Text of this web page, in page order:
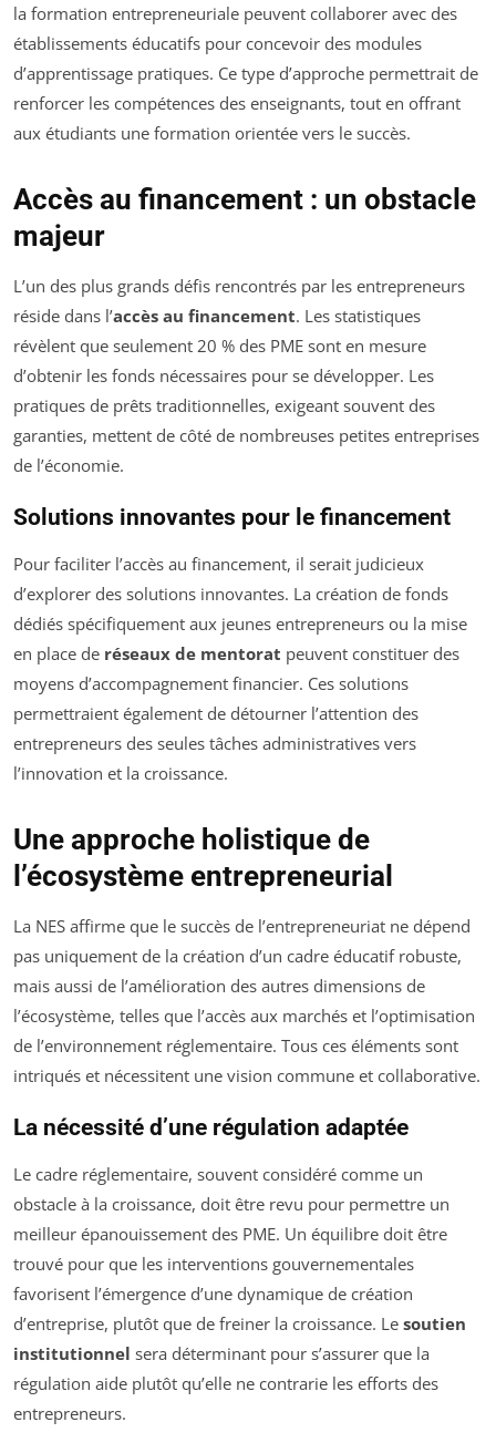
la formation entrepreneuriale peuvent collaborer avec des
établissements éducatifs pour concevoir des modules
d’apprentissage pratiques. Ce type d’approche permettrait de
renforcer les compétences des enseignants, tout en offrant
aux étudiants une formation orientée vers le succès.
Accès au financement : un obstacle
majeur
L’un des plus grands défis rencontrés par les entrepreneurs
réside dans l’accès au financement. Les statistiques
révèlent que seulement 20 % des PME sont en mesure
d’obtenir les fonds nécessaires pour se développer. Les
pratiques de prêts traditionnelles, exigeant souvent des
garanties, mettent de côté de nombreuses petites entreprises
de l’économie.
Solutions innovantes pour le financement
Pour faciliter l’accès au financement, il serait judicieux
d’explorer des solutions innovantes. La création de fonds
dédiés spécifiquement aux jeunes entrepreneurs ou la mise
en place de réseaux de mentorat peuvent constituer des
moyens d’accompagnement financier. Ces solutions
permettraient également de détourner l’attention des
entrepreneurs des seules tâches administratives vers
l’innovation et la croissance.
Une approche holistique de
l’écosystème entrepreneurial
La NES affirme que le succès de l’entrepreneuriat ne dépend
pas uniquement de la création d’un cadre éducatif robuste,
mais aussi de l’amélioration des autres dimensions de
l’écosystème, telles que l’accès aux marchés et l’optimisation
de l’environnement réglementaire. Tous ces éléments sont
intriqués et nécessitent une vision commune et collaborative.
La nécessité d’une régulation adaptée
Le cadre réglementaire, souvent considéré comme un
obstacle à la croissance, doit être revu pour permettre un
meilleur épanouissement des PME. Un équilibre doit être
trouvé pour que les interventions gouvernementales
favorisent l’émergence d’une dynamique de création
d’entreprise, plutôt que de freiner la croissance. Le soutien
institutionnel sera déterminant pour s’assurer que la
régulation aide plutôt qu’elle ne contrarie les efforts des
entrepreneurs.